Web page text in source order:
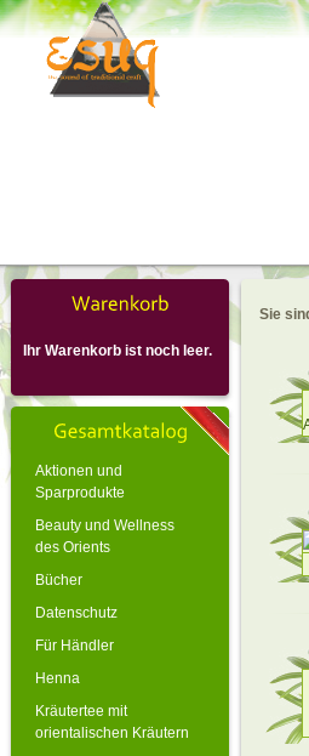
Ihr Warenkorb ist noch leer.
Aktionen und
Sparprodukte
Beauty und Wellness
des Orients
Bücher
Datenschutz
Für Händler
Henna
Kräutertee mit
orientalischen Kräutern
Sie